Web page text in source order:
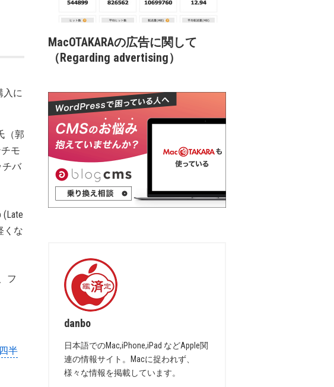
入に
（郭
モ
チバ
くな
フ
半
MacOTAKARAの広告に関して
（Regarding advertising）
danbo
日本語でのMac,iPhone,iPad などApple関
連の情報サイト。Macに捉われず、
様々な情報を掲載しています。